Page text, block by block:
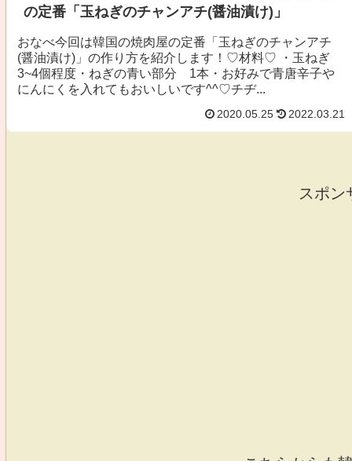
の定番「玉ねぎのチャンアチ(醤油漬け)」
おなべ今回は韓国の焼肉屋の定番「玉ねぎのチャンアチ
(醤油漬け)」の作り方を紹介します！♡材料♡ ・玉ねぎ
3~4個程度・ねぎの青い部分 1本・お好みで青唐辛子や
にんにくを入れてもおいしいです^^♡チヂ...
2020.05.25 2022.03.21
スポン